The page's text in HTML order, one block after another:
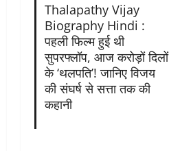
Thalapathy Vijay
Biography Hindi :
पहली फिल्म हुई थी
सुपरफ्लॉप, आज करोड़ों दिलों
के ‘थलपति’! जानिए विजय
की संघर्ष से सत्ता तक की
कहानी